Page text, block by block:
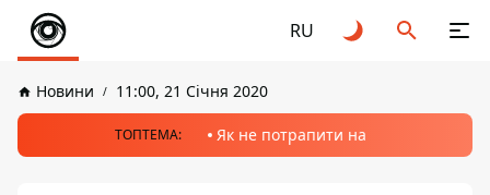
RU
Новини 11:00, 21 Січня 2020
ТОПТЕМА: Як не потрапити на